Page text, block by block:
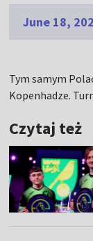
June 18,
Tym samym
Kopenhadze.
Czytaj też